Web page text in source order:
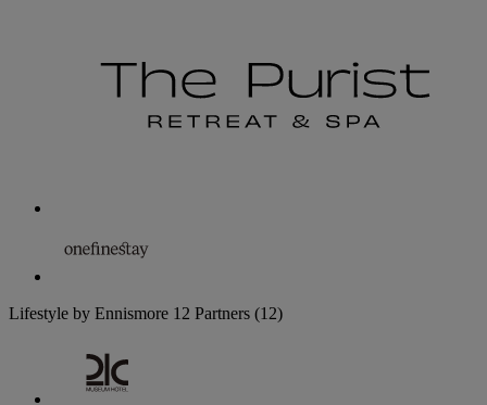
Lifestyle by Ennismore 12 Partners (12)